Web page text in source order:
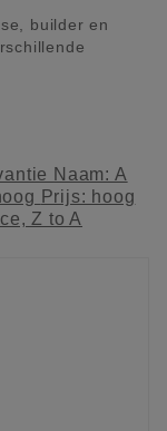
builder en
Naam: A
Prijs: hoog
Z to A